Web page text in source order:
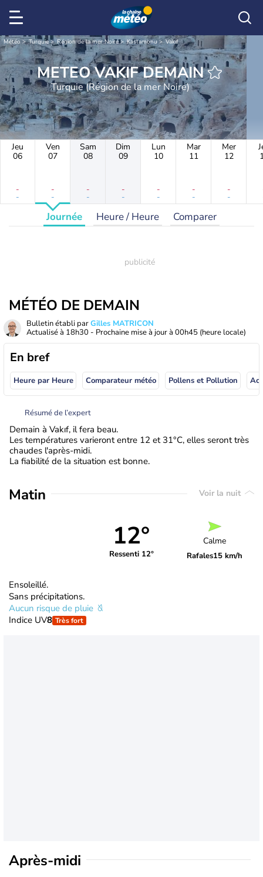
Météo Turquie Région de la mer Noire Kastamonu Vakıf
METEO VAKIF DEMAIN
Turquie (Région de la mer Noire)
Jeu
06
-
-
Ven
07
-
-
Sam
08
-
-
Dim
09
-
-
Lun
10
-
-
Mar
11
-
-
Mer
12
-
-
Journée Heure / Heure Comparer
MÉTÉO DE DEMAIN
Bulletin établi parGilles MATRICON
Actualisé à 18h30 - Prochaine mise à jour à 00h45 (heure locale)
En bref
Heure par Heure Comparateur météo Pollens et Pollution
Résumé de l’expert
Demain à Vakıf, il fera beau.
Les températures varieront entre 12 et 31°C, elles seront très
chaudes l'après-midi.
La fiabilité de la situation est bonne.
Matin Voir la nuit
12°
Ressenti 12°
Calme
Rafales15 km/h
Ensoleillé.
Sans précipitations.
Aucun risque de pluie
Indice UV8 Très fort
Après-midi